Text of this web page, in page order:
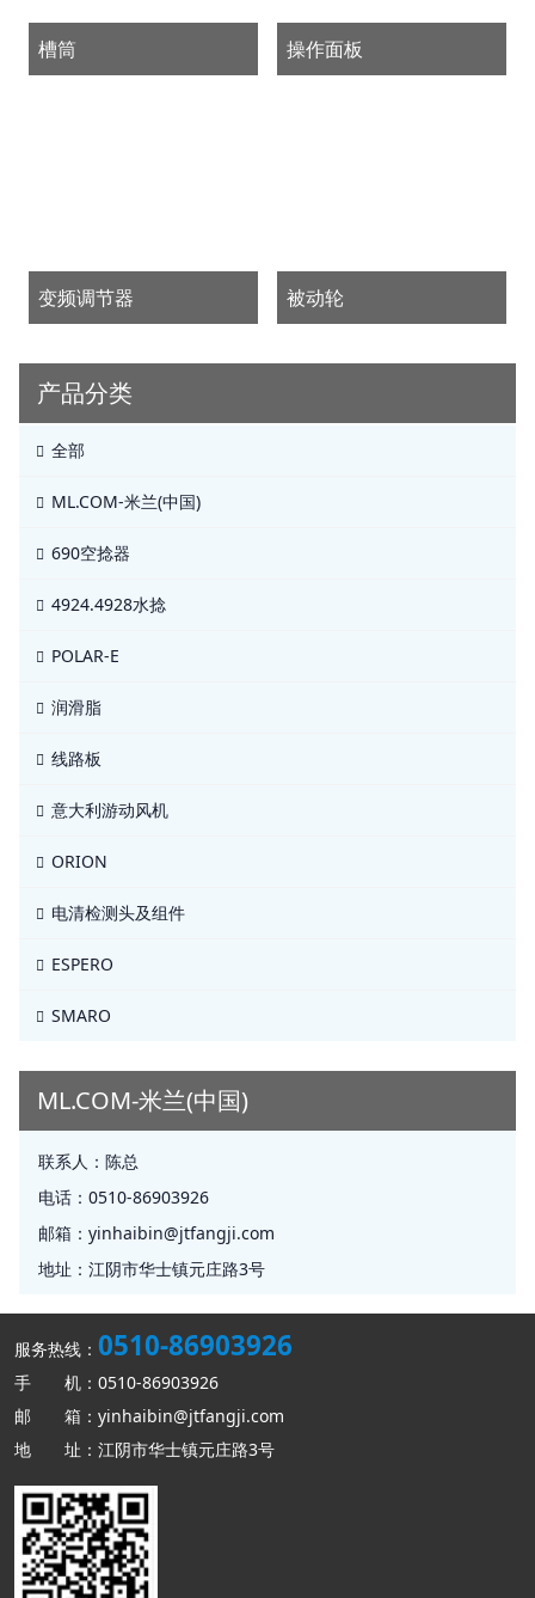
槽筒 操作面板
变频调节器 被动轮
产品分类
全部
ML.COM-米兰(中国)
690空捻器
4924.4928水捻
POLAR-E
润滑脂
线路板
意大利游动风机
ORION
电清检测头及组件
ESPERO
SMARO
ML.COM-米兰(中国)
联系人： 陈总
电话： 0510-86903926
邮箱： yinhaibin@jtfangji.com
地址： 江阴市华士镇元庄路3号
服务热线： 0510-86903926
手 机：0510-86903926
邮 箱：yinhaibin@jtfangji.com
地 址：江阴市华士镇元庄路3号